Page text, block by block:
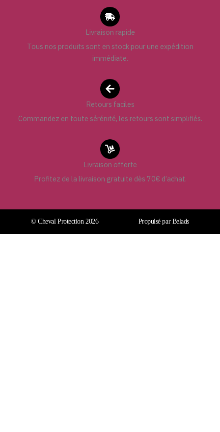
Livraison rapide
Tous nos produits sont en stock pour une expédition
immédiate.
Retours faciles
Commandez en toute sérénité, les retours sont simplifiés.
Livraison offerte
Profitez de la livraison gratuite dès 70€ d’achat.
© Cheval Protection 2026 Propulsé par Belads